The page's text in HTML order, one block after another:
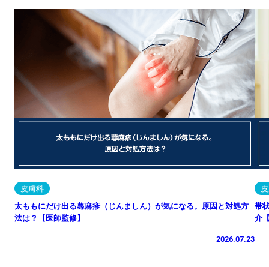
皮膚科
太ももにだけ出る蕁麻疹（じんましん）が気になる。原因と対処方
法は？【医師監修】
2026.07.23
帯
介